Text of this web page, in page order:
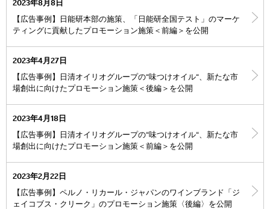
2023年8月8日
【広告事例】日能研本部の施策、「日能研全国テスト」のマーケ
ティングに貢献したプロモーション施策＜前編＞を公開
2023年4月27日
【広告事例】日清オイリオグループの“味つけオイル“、新たな市
場創出に向けたプロモーション施策＜後編＞を公開
2023年4月18日
【広告事例】日清オイリオグループの“味つけオイル“、新たな市
場創出に向けたプロモーション施策＜前編＞を公開
2023年2月22日
【広告事例】ペルノ・リカール・ジャパンのワインブランド「ジ
ェイコブス・クリーク」のプロモーション施策〈後編〉を公開